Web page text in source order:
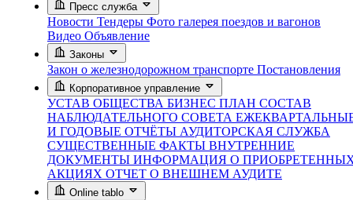
Пресс служба
Новости Тендеры Фото галерея поездов и вагонов
Видео Объявление
Законы
Закон о железнодорожном транспорте Постановления
Корпоративное управление
УСТАВ ОБЩЕСТВА БИЗНЕС ПЛАН СОСТАВ
НАБЛЮДАТЕЛЬНОГО СОВЕТА
И ГОДОВЫЕ ОТЧЁТЫ АУДИТОРСКАЯ СЛУЖБА
СУЩЕСТВЕННЫЕ ФАКТЫ ВНУТРЕННИЕ
ДОКУМЕНТЫ ИНФОРМАЦИЯ О
АКЦИЯХ ОТЧЕТ О ВНЕШНЕМ АУДИТЕ
Online tablo